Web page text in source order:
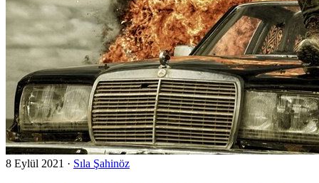
8 Eylül 2021 · Sıla Şahinöz